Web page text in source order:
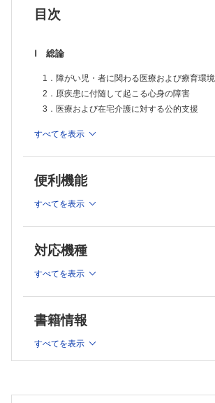
1．小児神経科から
4．児童精神科から
6．整形外科から
7．脳神経外科から
8．麻酔科から
目次
Ⅰ 総論
1．障がい児・者に関わる医療および療育環
2．原疾患に付随して起こる心身の障害
3．医療および在宅介護に対する公的支援
Ⅱ 各論
2章 水頭症
4章 先天性股関節脱臼
5章 内反足
7章 副耳，耳瘻孔
8章 斜視
11章 精神遅滞
13章 13トリソミー，18トリソミーに対する
14章 代謝異常症
16章 自閉症
すべてを表示
便利機能
すべてを表示
対応機種
すべてを表示
書籍情報
すべてを表示